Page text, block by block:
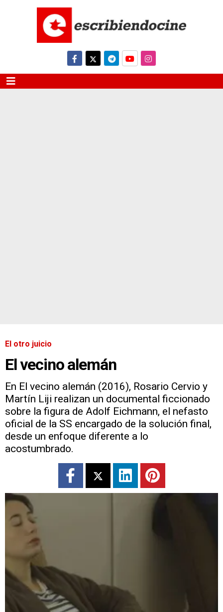
El otro juicio
El vecino alemán
En El vecino alemán (2016), Rosario Cervio y
Martín Liji realizan un documental ficcionado
sobre la figura de Adolf Eichmann, el nefasto
oficial de la SS encargado de la solución final,
desde un enfoque diferente a lo
acostumbrado.